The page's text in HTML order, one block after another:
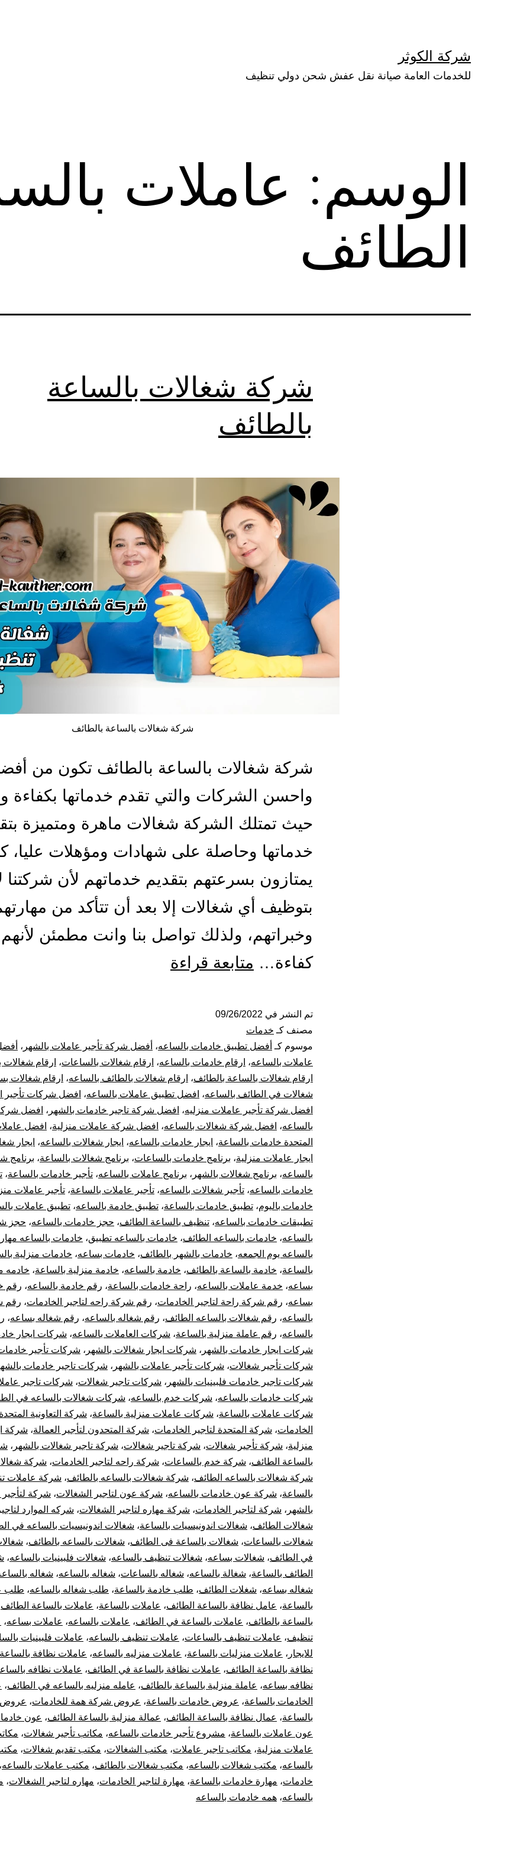
شركة الكوثر
للخدمات العامة صيانة نقل عفش شحن دولي تنظيف
الوسم: عاملات
الطائف
شركة شغالات بالساعة
بالطائف
شركة شغالات بالساعة بالطائف
شركة شغالات بالساعة بالطائف تكون من
واحسن الشركات والتي تقدم خدماتها بكفاءة
حيث تمتلك الشركة شغالات ماهرة ومتميزة
خدماتها وحاصلة على شهادات ومؤهلات عليا،
يمتازون بسرعتهم بتقديم خدماتهم لأن شركتنا
بتوظيف أي شغالات إلا بعد أن تتأكد من
وخبراتهم، ولذلك تواصل بنا وانت مطمئن
كفاءة… متابعة قراءة
بالطائف
تم النشر في 09/26/2022
مصنف كـ خدمات
موسوم كـ أفضل تطبيق خادمات بالساعه، أفضل شركة تأجير عاملات بالشهر ،
عاملات بالساعه، ارقام خادمات بالساعه، ارقام شغالات بالساعات، ارقام شغالات
ارقام شغالات بالساعة بالطائف، ارقام شغالات بالطائف بالساعه، ارقام شغالات
شغالات في الطائف بالساعه، افضل تطبيق عاملات بالساعه، افضل شركات تأجير
افضل شركة تأجير عاملات منزليه، افضل شركة تاجير خادمات بالشهر ، افضل
بالساعه، افضل شركة شغالات بالساعه، افضل شركة عاملات منزلية، افضل
المتحدة خادمات بالساعة، ايجار خادمات بالساعه، ايجار شغالات بالساعه، ايجار
ايجار عاملات منزلية، برنامج خادمات بالساعات، برنامج شغالات بالساعة، برنامج
بالساعه، برنامج شغالات بالشهر ، برنامج عاملات بالساعه، تأجير خادمات بالساعة،
خادمات بالساعه، تأجير شغالات بالساعه، تأجير عاملات بالساعة، تأجير عاملات
خادمات باليوم، تطبيق خادمات بالساعة، تطبيق خادمة بالساعه، تطبيق عاملات
تطبيقات خادمات بالساعه، تنظيف بالساعة الطائف، حجز خادمات بالساعه، حجز
بالساعه، خادمات بالساعه الطائف، خادمات بالساعه تطبيق، خادمات بالساعه
بالساعه يوم الجمعه، خادمات بالشهر بالطائف، خادمات بساعه، خادمات منزلية
بالساعة، خادمة بالساعة بالطائف، خادمة بالساعه، خادمة منزلية بالساعة، خادمه
بساعه، خدمة عاملات بالساعه، راحة خادمات بالساعة، رقم خادمة بالساعه، رقم
بساعه، رقم شركة راحة لتاجير الخادمات، رقم شركة راحه لتاجير الخادمات، رقم
بالساعه، رقم شغالات بالساعه الطائف، رقم شغاله بالساعه، رقم شغاله بساعه،
بالساعه، رقم عاملة منزلية بالساعة، شركات العاملات بالساعه، شركات ايجار
شركات ايجار خادمات بالشهر ، شركات ايجار شغالات بالشهر ، شركات تأجير
شركات تأجير شغالات، شركات تأجير عاملات بالشهر ، شركات تاجير خادمات
شركات تاجير خادمات فلبينيات بالشهر ، شركات تاجير شغالات، شركات تاجير
شركات خادمات بالساعه، شركات خدم بالساعه، شركات شغالات بالساعه في
شركات عاملات بالساعة، شركات عاملات منزلية بالساعة، شركة التعاونية
الخادمات، شركة المتحدة لتاجير الخادمات، شركة المتحدون لتأجير العمالة، شركة
منزلية، شركة تأجير شغالات، شركة تاجير شغالات، شركة تاجير شغالات بالشهر ،
بالساعة الطائف، شركة خدم بالساعات، شركة راحه لتاجير الخادمات، شركة
شركة شغالات بالساعه الطائف، شركة شغالات بالساعه بالطائف، شركة عاملات
بالساعة، شركة عون خادمات بالساعه، شركة عون لتاجير الشغالات، شركة
بالشهر ، شركة لتاجير الخادمات، شركة مهاره لتاجير الشغالات، شركه الموارد
شغالات الطائف، شغالات اندونيسيات بالساعة، شغالات اندونيسيات بالساعه في
شغالات بالساعات، شغالات بالساعة فى الطائف، شغالات بالساعه بالطائف،
في الطائف، شغالات بساعه، شغالات تنظيف بالساعه، شغالات فلبينيات بالساعه،
الطائف بالساعة، شغالة بالساعه، شغاله بالساعات، شغاله بالساعه، شغاله
شغاله بساعه، شغلات الطائف، طلب خادمة بالساعة، طلب شغاله بالساعه، طلب
بالساعة، عامل نظافة بالساعة الطائف، عاملات بالساعة، عاملات بالساعة الطائف
بالساعة بالطائف، عاملات بالساعة في الطائف، عاملات بالساعه، عاملات بساعه،
تنظيف، عاملات تنظيف بالساعات، عاملات تنظيف بالساعه، عاملات فلبينيات
للايجار ، عاملات منزليات بالساعة، عاملات منزليه بالساعه، عاملات نظافة بالساعة
نظافة بالساعة الطائف، عاملات نظافة بالساعة في الطائف، عاملات نظافه
نظافه بساعه، عاملة منزلية بالساعة بالطائف، عامله منزليه بالساعه في الطائف،
الخادمات بالساعة، عروض خادمات بالساعة، عروض شركة همة للخادمات، عروض
بالساعة، عمال نظافة بالساعة الطائف، عمالة منزلية بالساعة الطائف، عون
عون عاملات بالساعة، مشروع تأجير خادمات بالساعه، مكاتب تأجير شغالات،
عاملات منزلية، مكاتب تاجير عاملات، مكتب الشغالات، مكتب تقديم شغالات،
بالساعه، مكتب شغالات بالساعه، مكتب شغالات بالطائف، مكتب عاملات بالساعه
خادمات، مهارة خادمات بالساعة، مهارة لتاجير الخادمات، مهاره لتاجير الشغالات،
بالساعه، همه خادمات بالساعه